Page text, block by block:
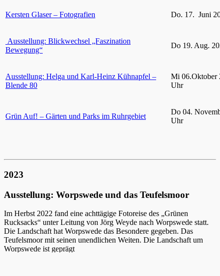
Kersten Glaser – Fotografien Do. 17. Juni
Ausstellung: Blickwechsel „Faszination
Bewegung“
Do 19. Aug.
Ausstellung: Helga und Karl-Heinz Kühnapfel –
Blende 80
Mi 06.Oktober
Uhr
Grün Auf! – Gärten und Parks im Ruhrgebiet
Do 04.
Uhr
2023
Ausstellung: Worpswede und das Teufelsmoor
Im Herbst 2022 fand eine achttägige Fotoreise des „Grünen
Rucksacks“ unter Leitung von Jörg Weyde nach Worpswede statt.
Die Landschaft hat Worpswede das Besondere gegeben. Das
Teufelsmoor mit seinen unendlichen Weiten. Die Landschaft um
Worpswede ist geprägt